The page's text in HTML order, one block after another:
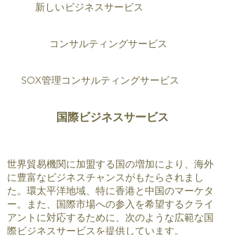
新しいビジネスサービス
コンサルティングサービス
SOX管理コンサルティングサービス
国際ビジネスサービス
世界貿易機関に加盟する国の増加により、海外
に豊富なビジネスチャンスがもたらされまし
た。環太平洋地域、特に香港と中国のマーケタ
ー。また、国際市場への参入を希望するクライ
アントに対応するために、次のような広範な国
際ビジネスサービスを提供しています。